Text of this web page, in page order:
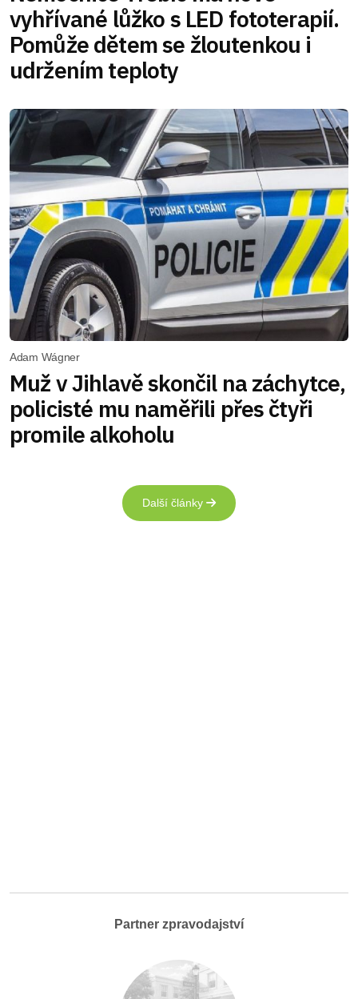
vyhřívané lůžko s LED fototerapií.
Pomůže dětem se žloutenkou i
udržením teploty
Adam Wágner
Muž v Jihlavě skončil na záchytce,
policisté mu naměřili přes čtyři
promile alkoholu
Další články
Partner zpravodajství